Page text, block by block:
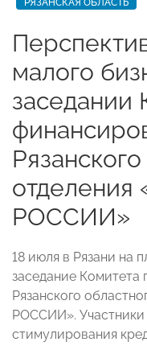
малого
заседании
РОССИИ»
18 июля в Рязани на
заседание
Рязанского
РОССИИ».
стимулирования